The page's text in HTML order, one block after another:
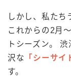
しかし、私たち
これからの2月
トシーズン。
沢な 「シーサイ
す。